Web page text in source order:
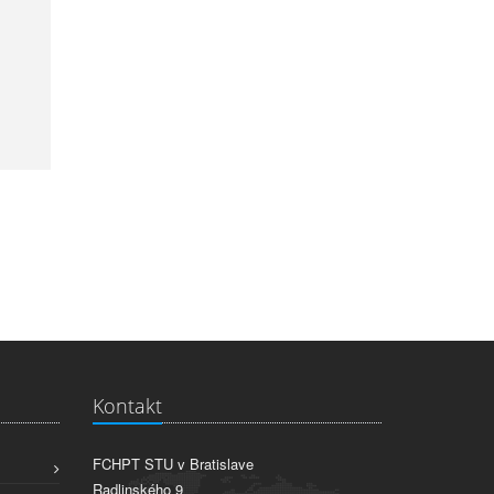
Kontakt
FCHPT STU v Bratislave
Radlinského 9